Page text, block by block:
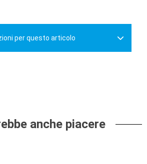
per questo articolo
anche piacere